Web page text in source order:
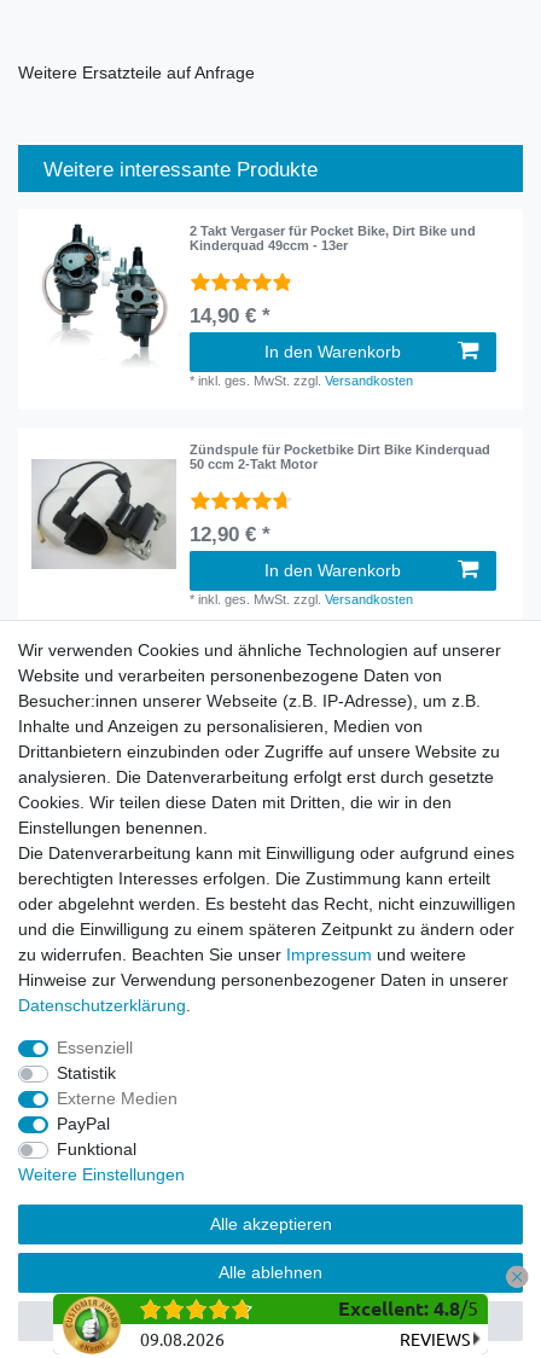
Weitere Ersatzteile auf Anfrage
Weitere interessante Produkte
2 Takt Vergaser für Pocket Bike, Dirt Bike und
Kinderquad 49ccm - 13er
14,90 € *
In den Warenkorb
*inkl. ges. MwSt. zzgl.Versandkosten
Zündspule für Pocketbike Dirt Bike Kinderquad
50 ccm 2-Takt Motor
12,90 € *
In den Warenkorb
*inkl. ges. MwSt. zzgl.Versandkosten
Rechtliches
AGB
Widerrufsrecht
Impressum
Datenschutzerklärung
Service
Kontakt
Datenschutzerklärung
FAQ / Ratgeber
Kinderquad
E-Bikes / Pedelecs
Dirt Bike & Pocketbike
Quad & ATV
Kinderbuggy | Gokart
© Copyright 2026 | Alle Rechte vorbehalten.
Excellent: 4.8/5
09.08.2026 REVIEWS
Wir verwenden Cookies und ähnliche Technologien auf unserer
Website und verarbeiten personenbezogene Daten von
Besucher:innen unserer Webseite (z.B. IP-Adresse), um z.B.
Inhalte und Anzeigen zu personalisieren, Medien von
Drittanbietern einzubinden oder Zugriffe auf unsere Website zu
analysieren. Die Datenverarbeitung erfolgt erst durch gesetzte
Cookies. Wir teilen diese Daten mit Dritten, die wir in den
Einstellungen benennen.
Die Datenverarbeitung kann mit Einwilligung oder aufgrund eines
berechtigten Interesses erfolgen. Die Zustimmung kann erteilt
oder abgelehnt werden. Es besteht das Recht, nicht einzuwilligen
und die Einwilligung zu einem späteren Zeitpunkt zu ändern oder
zu widerrufen. Beachten Sie unser Impressum und weitere
Hinweise zur Verwendung personenbezogener Daten in unserer
Daten­schutz­erklärung
Essenziell
Statistik
Externe Medien
PayPal
Funktional
Weitere Einstellungen
Alle akzeptieren
Alle ablehnen
Auswahl akzeptieren